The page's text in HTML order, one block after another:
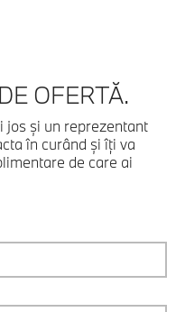
OFERTĂ.
jos şi un reprezentant
în curând şi îţi va
de care ai